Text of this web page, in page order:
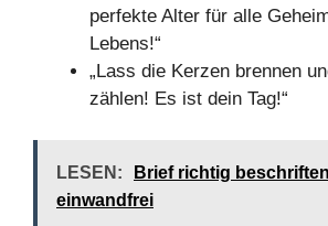
perfekte Alter für alle
Lebens!“
„Lass die Kerzen brennen
zählen! Es ist dein Tag!“
LESEN:
Brief richtig
einwandfrei